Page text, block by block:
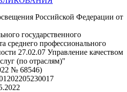
Российской Федерации от
государственного
среднего профессионального
27.02.07 Управление качеством
(по отраслям)"
№ 68546)